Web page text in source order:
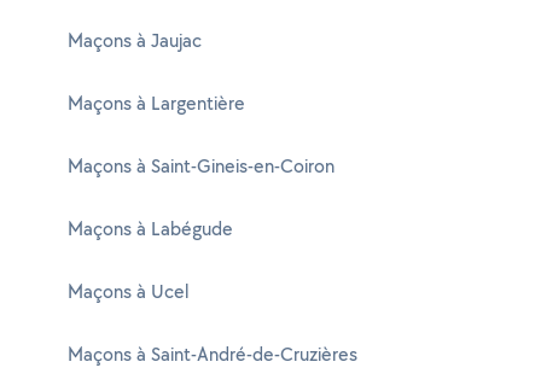
Maçons à Jaujac
Maçons à Largentière
Maçons à Saint-Gineis-en-Coiron
Maçons à Labégude
Maçons à Ucel
Maçons à Saint-André-de-Cruzières